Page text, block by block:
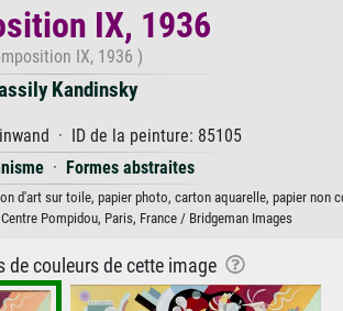
IX, 1936
IX, 1936 )
Kandinsky
· ID de la peinture: 85105
· Formes abstraites
d'art sur toile, papier photo, carton aquarelle, papier non
Pompidou, Paris, France / Bridgeman Images
de couleurs de cette image